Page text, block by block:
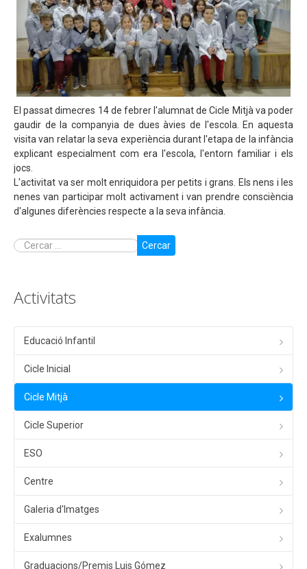
El passat dimecres 14 de febrer l'alumnat de Cicle Mitjà va poder
gaudir de la companyia de dues àvies de l'escola. En aquesta
visita van relatar la seva experiència durant l'etapa de la infància
explicant especialment com era l'escola, l'entorn familiar i els
jocs.
L'activitat va ser molt enriquidora per petits i grans. Els nens i les
nenes van participar molt activament i van prendre consciència
d'algunes diferències respecte a la seva infància.
Cercar
Activitats
Educació Infantil
Cicle Inicial
Cicle Mitjà
Cicle Superior
ESO
Centre
Galeria d'Imatges
Exalumnes
Graduacions/Premis Luis Gómez